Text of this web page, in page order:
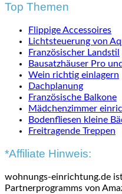
Top Themen
Flippige Accessoires
Lichtsteuerung von
Französischer Landstil
Bausatzhäuser Pro
Wein richtig einlagern
Dachplanung
Französische Balkone
Mädchenzimmer
Bodenfliesen kleine
Freitragende Treppen
*Affiliate Hinweis:
wohnungs-einrichtung.de
Partnerprogramms von